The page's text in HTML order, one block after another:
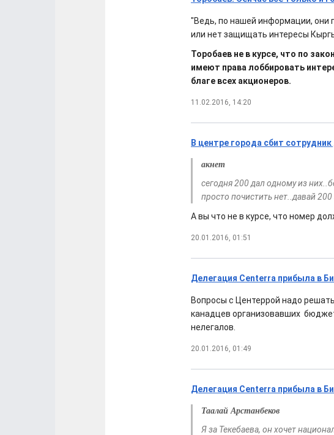
"Ведь, по нашей информации, они
или нет защищать интересы
Торобаев не в курсе, что по
имеют права лоббировать
благе всех акционеров.
11.02.2016, 14:20
В центре города сбит
акнет
сегодня 200 дал одному из
просто почистить нет..давай
А вы что не в курсе, что номер
20.01.2016, 01:51
Делегация Centerra прибыла в
Вопросы с Центеррой надо
канадцев организовавших
нелегалов.
20.01.2016, 01:49
Делегация Centerra прибыла в
Таалай Арстанбеков
Я за Текебаева, он хочет